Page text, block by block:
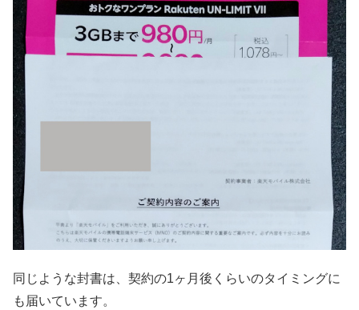
同じような封書は、契約の1ヶ月後くらいのタイミングに
も届いています。